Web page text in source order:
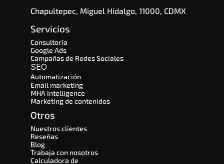
Chapultepec, Miguel Hidalgo, 11000, CDMX
Servicios
Consultoría
Google Ads
Campañas de Redes Sociales
Automatización
Email marketing
MHA Intelligence
Marketing de contenidos
Otros
Nuestros clientes
Reseñas
Blog
Trabaja con nosotros
Calculadora de